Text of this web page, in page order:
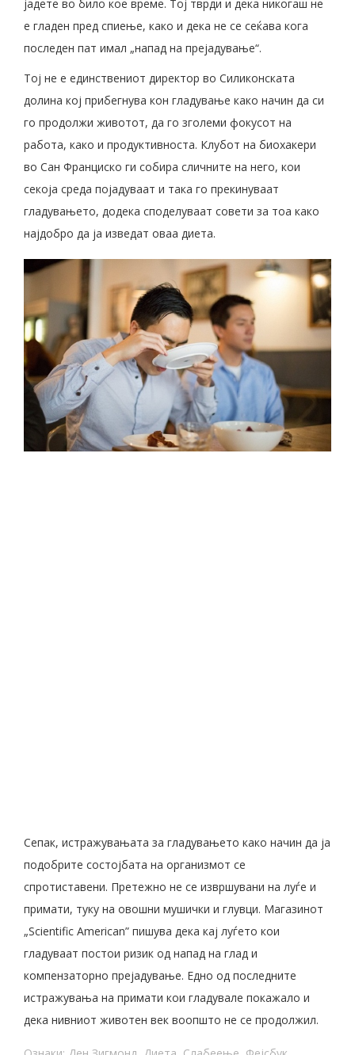
јадете во било кое време. Тој тврди и дека никогаш не
е гладен пред спиење, како и дека не се сеќава кога
последен пат имал „напад на прејадување“.
Тој не е единствениот директор во Силиконската
долина кој прибегнува кон гладување како начин да си
го продолжи животот, да го зголеми фокусот на
работа, како и продуктивноста. Клубот на биохакери
во Сан Франциско ги собира сличните на него, кои
секоја среда појадуваат и така го прекинуваат
гладувањето, додека споделуваат совети за тоа како
најдобро да ја изведат оваа диета.
Сепак, истражувањата за гладувањето како начин да ја
подобрите состојбата на организмот се
спротиставени. Претежно не се извршувани на луѓе и
примати, туку на овошни мушички и глувци. Магазинот
„Scientific American” пишува дека кај луѓето кои
гладуваат постои ризик од напад на глад и
компензаторно прејадување. Едно од последните
истражувања на примати кои гладувале покажало и
дека нивниот животен век воопшто не се продолжил.